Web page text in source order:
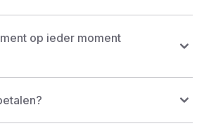
op ieder moment